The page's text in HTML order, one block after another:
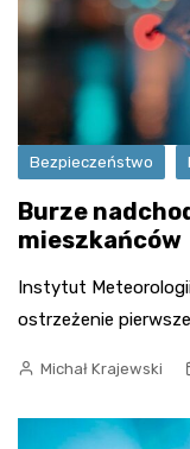
Bezpieczeństwo
Burze
mieszkańców
Instytut Meteorologii
ostrzeżenie
Michał Krajewski